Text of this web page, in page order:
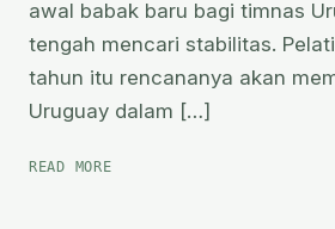
awal babak baru bagi timnas
tengah mencari stabilitas.
tahun itu rencananya akan
Uruguay dalam […]
READ MOREDIEGO